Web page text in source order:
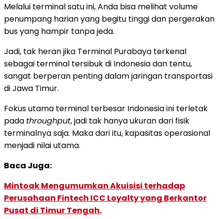
Melalui terminal satu ini, Anda bisa melihat volume
penumpang harian yang begitu tinggi dan pergerakan
bus yang hampir tanpa jeda.
Jadi, tak heran jika Terminal Purabaya terkenal
sebagai terminal tersibuk di Indonesia dan tentu,
sangat berperan penting dalam jaringan transportasi
di Jawa Timur.
Fokus utama terminal terbesar Indonesiaini terletak
pada throughput, jadi tak hanya ukuran dari fisik
terminalnya saja. Maka dari itu, kapasitas operasional
menjadi nilai utama.
Baca Juga:
Mintoak Mengumumkan Akuisisi terhadap
Perusahaan Fintech ICC Loyalty yang Berkantor
Pusat di Timur Tengah.